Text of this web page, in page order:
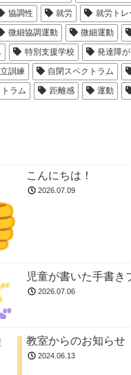
協調性 就労
就労ト
微細協調運動 微細運動
特別支援学校 発達障
訓練 自閉スペクトラム
ラム
距離感 運動
こんにちは！
2026.07.09
児童が書いた手書
2026.07.06
教室からのお知らせ
2024.06.13